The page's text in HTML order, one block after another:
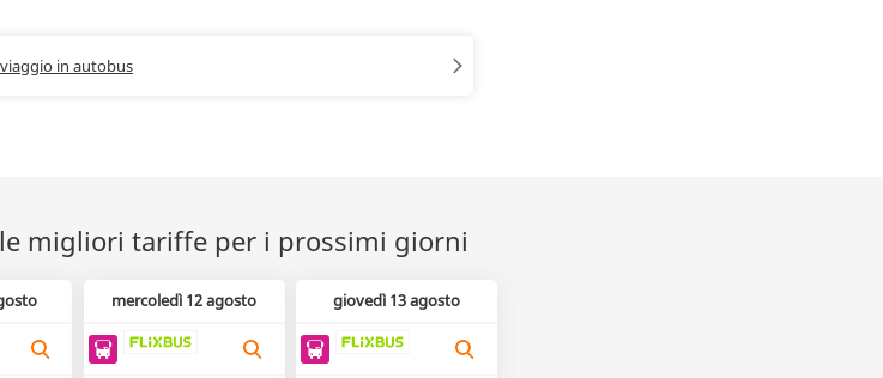
in autobus
migliori tariffe per i prossimi giorni
mercoledì 12 agosto giovedì 13 agosto